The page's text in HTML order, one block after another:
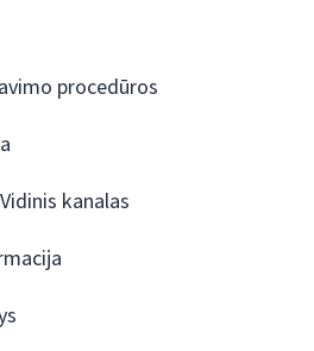
procedūros
kanalas